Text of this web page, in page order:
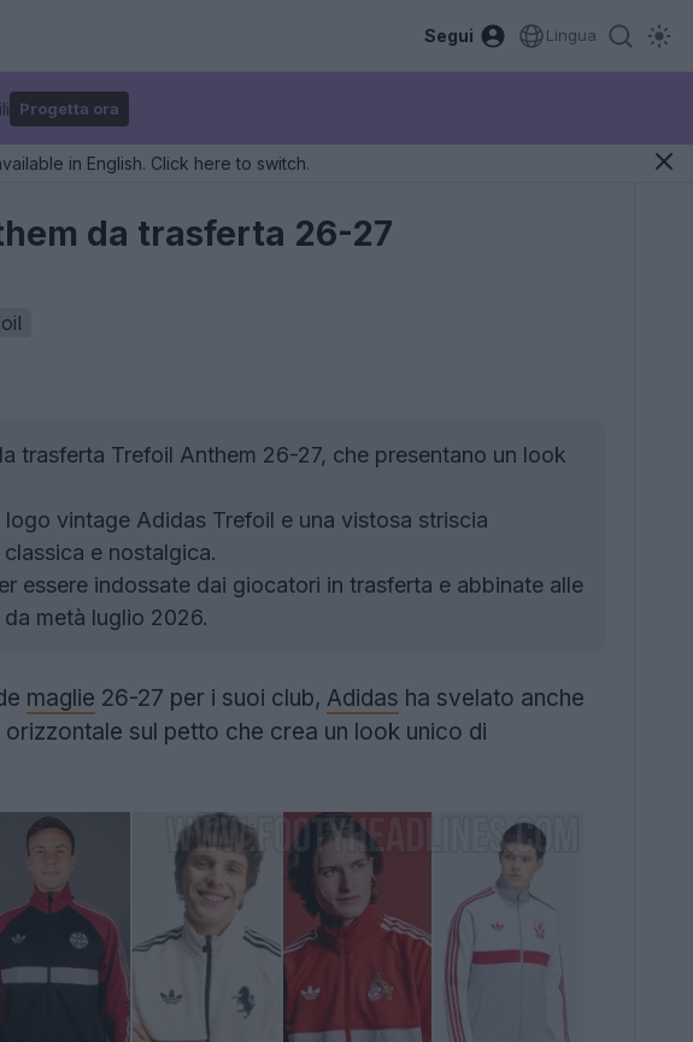
Segui Lingua
Progetta ora
in English. Click here to switch.
da trasferta 26-27
trasferta Trefoil Anthem 26-27, che presentano un look
vintage Adidas Trefoil e una vistosa striscia
e nostalgica.
essere indossate dai giocatori in trasferta e abbinate alle
metà luglio 2026.
maglie 26-27 per i suoi club, Adidas ha svelato anche
sul petto che crea un look unico di